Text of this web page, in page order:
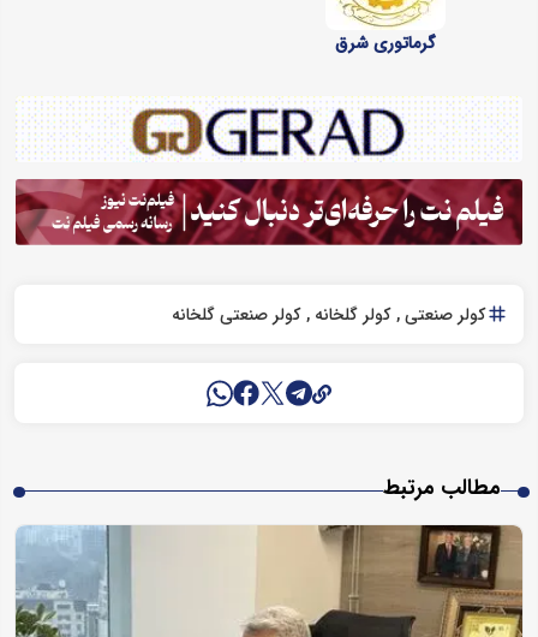
گرماتوری شرق
کولر صنعتی کولر گلخانه کولر صنعتی گلخانه
مطالب مرتبط